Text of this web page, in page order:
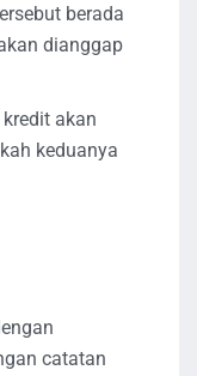
berada
dianggap
akan
keduanya
catatan